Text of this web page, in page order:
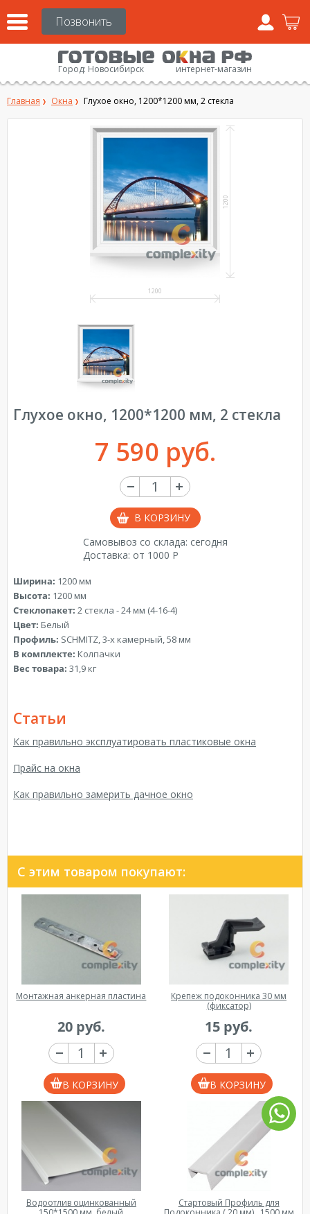
Город: Новосибирск интернет-магазин
Главная Окна Глухое окно, 1200*1200 мм, 2 стекла
1200
1200
Глухое окно, 1200*1200 мм, 2 стекла
7 590 руб.
В КОРЗИНУ
Самовывоз со склада: сегодня
Доставка: от 1000 Р
Ширина: 1200 мм
Высота: 1200 мм
Стеклопакет: 2 стекла - 24 мм (4-16-4)
Цвет: Белый
Профиль: SCHMITZ, 3-х камерный, 58 мм
В комплекте: Колпачки
Вес товара: 31,9 кг
Статьи
Как правильно эксплуатировать пластиковые окна
Прайс на окна
Как правильно замерить дачное окно
С этим товаром покупают:
Монтажная анкерная пластина
20 руб.
В КОРЗИНУ
Крепеж подоконника 30 мм
(фиксатор)
15 руб.
В КОРЗИНУ
Водоотлив оцинкованный
Стартовый Профиль для